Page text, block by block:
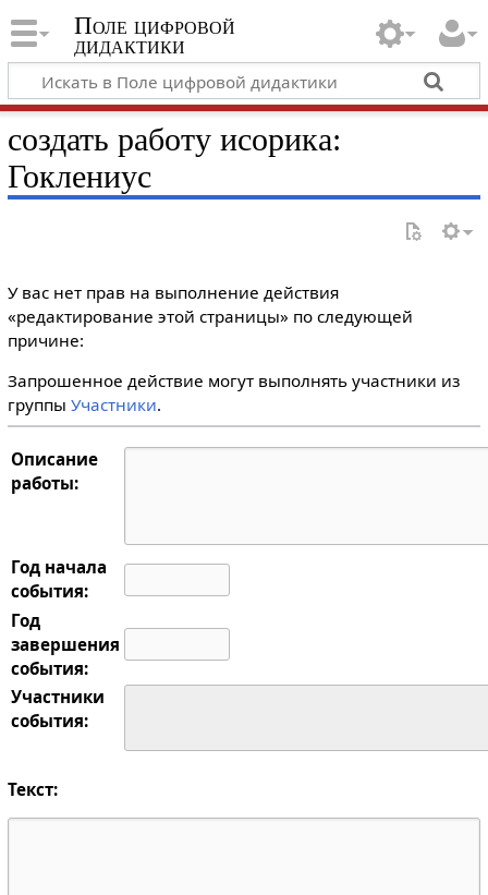
Поле цифровой
дидактики
создать работу исорика:
Гоклениус
У вас нет прав на выполнение действия
«редактирование этой страницы» по следующей
причине:
Запрошенное действие могут выполнять участники из
группы Участники.
Описание
работы:
Год начала
события:
Год
завершения
события:
Участники
события:
Текст: